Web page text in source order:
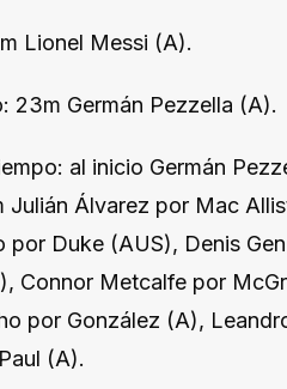
Lionel Messi (A).
23m Germán Pezzella (A).
al inicio Germán
Julián Álvarez por Mac
por Duke (AUS), Denis
Connor Metcalfe por
por González (A),
(A).